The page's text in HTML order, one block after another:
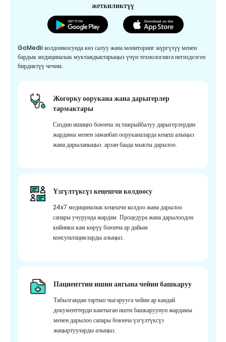
жеткиликтүү
GoMedii колдонмосунда көз салуу жана мониторинг жүргүзүү менен
бардык медициналык муктаждыктарыңыз үчүн технологияга негизделген
бирдиктүү чечим.
Жогорку оорукана жана дарыгерлер
тармактары
Сиздин ишиңиз боюнча эң тажрыйбалуу дарыгерлердин
жардамы менен заманбап ооруканаларда кеңеш алыңыз
жана дарыланыңыз. арзан баада мыкты дарылоо.
Үзгүлтүксүз кеңешчи колдоосу
24x7 медициналык кеңешчи колдоо жана дарылоо
сапары учурунда жардам. Процедура жана дарылоодон
кийинки кам көрүү боюнча ар дайым
консультацияларды алыңыз.
Пациенттин ишин аягына чейин башкаруу
Табылгандан тартып чыгарууга чейин ар кандай
документтерди камтыган ишти башкаруунун жардамы
менен дарылоо сапары боюнча үзгүлтүксүз
жаңыртууларды алыңыз.